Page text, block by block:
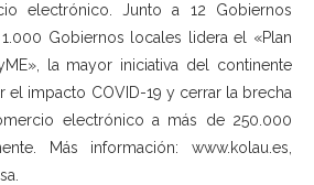
electrónico. Junto a 12 Gobiernos
Gobiernos locales lidera el «Plan
la mayor iniciativa del continente
el impacto COVID-19 y cerrar la brecha
electrónico a más de 250.000
Más información: www.kolau.es,